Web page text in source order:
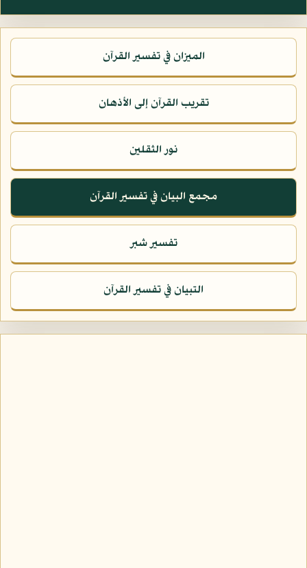
الميزان في تفسير القرآن
تقريب القرآن إلى الأذهان
نور الثقلين
مجمع البيان في تفسير القرآن
تفسير شبر
التبيان في تفسير القرآن